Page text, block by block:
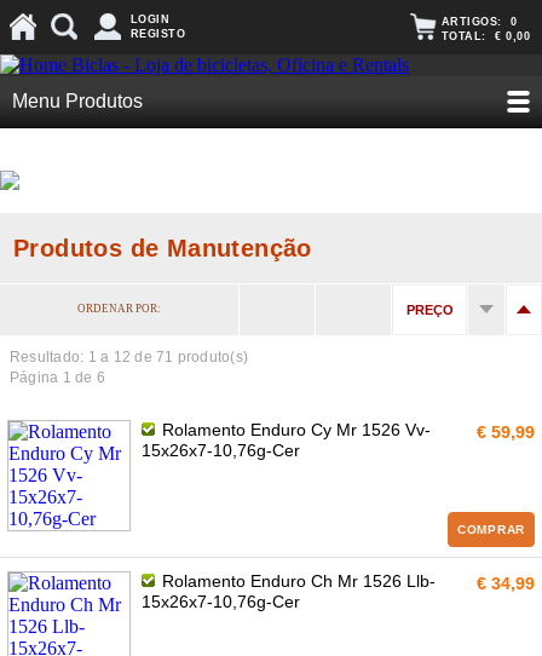
LOGIN
REGISTO
ARTIGOS: 0
TOTAL: € 0,00
Menu Produtos
Produtos de Manutenção
ORDENAR POR: PREÇO
Resultado: 1 a 12 de 71 produto(s)
Página 1 de 6
Rolamento Enduro Cy Mr 1526 Vv-
15x26x7-10,76g-Cer
€ 59,99
COMPRAR
Rolamento Enduro Ch Mr 1526 Llb-
15x26x7-10,76g-Cer
€ 34,99